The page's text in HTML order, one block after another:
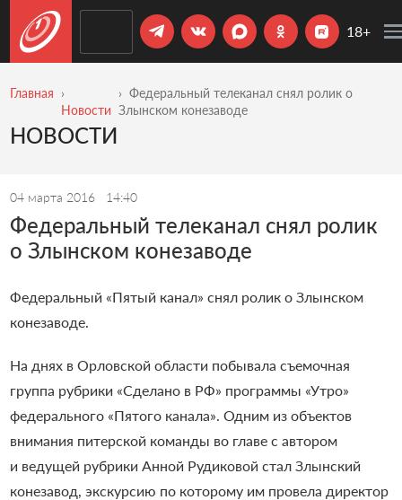
18+
Главная
Новости
Федеральный телеканал снял ролик о
Злынском конезаводе
НОВОСТИ
04 марта 2016 14:40
Федеральный телеканал снял ролик
о Злынском конезаводе
Федеральный «Пятый канал» снял ролик о Злынском
конезаводе.
На днях в Орловской области побывала съемочная
группа рубрики «Сделано в РФ» программы «Утро»
федерального «Пятого канала». Одним из объектов
внимания питерской команды во главе с автором
и ведущей рубрики Анной Рудиковой стал Злынский
конезавод, экскурсию по которому им провела директор